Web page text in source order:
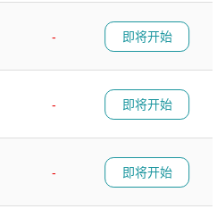
-
即将开始
-
即将开始
-
即将开始